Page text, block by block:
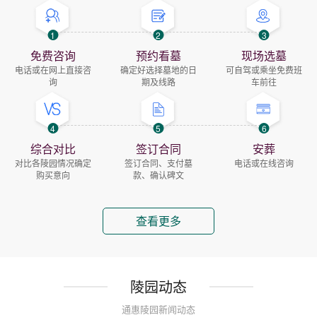
1
免费咨询
电话或在网上直接咨
询
2
预约看墓
确定好选择墓地的日
期及线路
3
现场选墓
可自驾或乘坐免费班
车前往
4
综合对比
对比各陵园情况确定
购买意向
5
签订合同
签订合同、支付墓
款、确认碑文
6
安葬
电话或在线咨询
查看更多
陵园动态
通惠陵园新闻动态